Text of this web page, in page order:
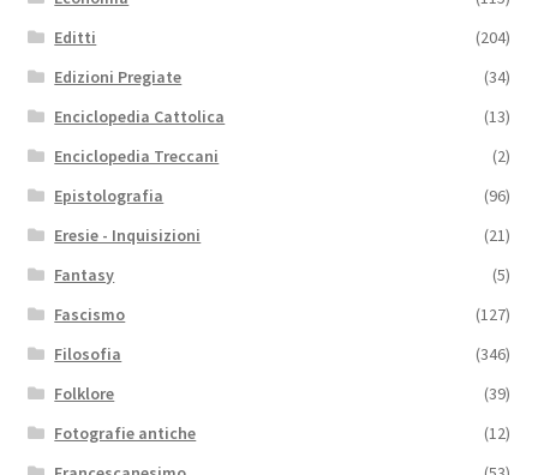
Editti
(204)
Edizioni Pregiate
(34)
Enciclopedia Cattolica
(13)
Enciclopedia Treccani
(2)
Epistolografia
(96)
Eresie - Inquisizioni
(21)
Fantasy
(5)
Fascismo
(127)
Filosofia
(346)
Folklore
(39)
Fotografie antiche
(12)